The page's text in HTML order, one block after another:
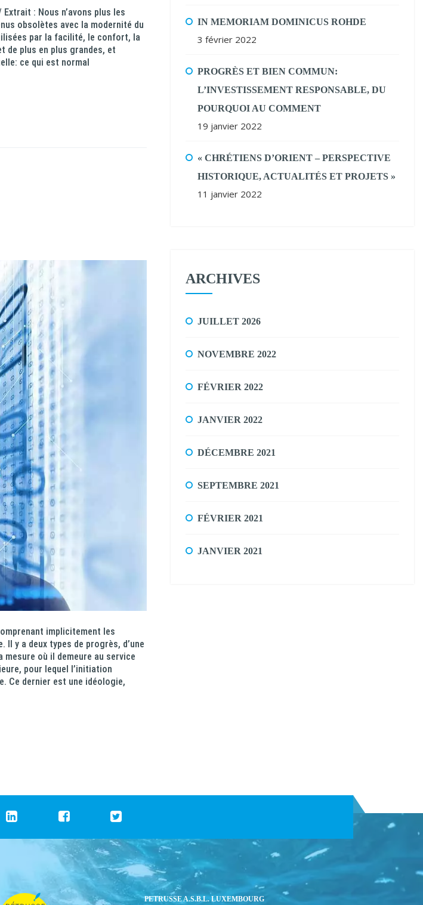
: Nous n’avons plus les
obsolètes avec la modernité du
par la facilité, le confort, la
de plus en plus grandes, et
ce qui est normal
implicitement les
y a deux types de progrès, d’une
où il demeure au service
pour lequel l’initiation
Ce dernier est une idéologie,
IN MEMORIAM DOMINICUS ROHDE
3 février 2022
PROGRÈS ET BIEN COMMUN:
L’INVESTISSEMENT RESPONSABLE, DU
POURQUOI AU COMMENT
19 janvier 2022
« CHRÉTIENS D’ORIENT – PERSPECTIVE
HISTORIQUE, ACTUALITÉS ET PROJETS »
11 janvier 2022
ARCHIVES
JUILLET 2026
NOVEMBRE 2022
FÉVRIER 2022
JANVIER 2022
DÉCEMBRE 2021
SEPTEMBRE 2021
FÉVRIER 2021
JANVIER 2021
PETRUSSE A.S.B.L. LUXEMBOURG